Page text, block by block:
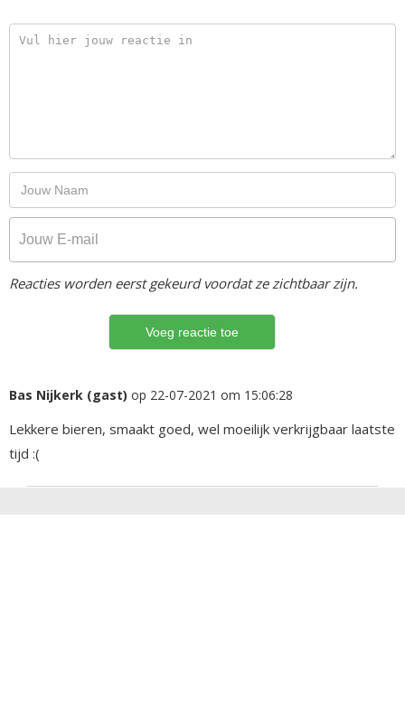
Reacties worden eerst gekeurd voordat ze zichtbaar zijn.
Bas Nijkerk (gast) op 22-07-2021 om 15:06:28
Lekkere bieren, smaakt goed, wel moeilijk verkrijgbaar laatste
tijd :(